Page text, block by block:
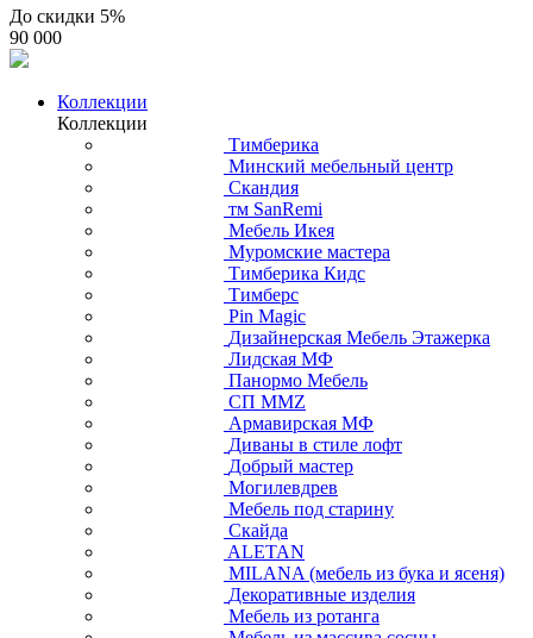
До скидки 5%
90 000
Коллекции
Коллекции
Тимберика
Минский мебельный центр
Скандия
тм SanRemi
Мебель Икея
Муромские мастера
Тимберика Кидс
Тимберс
Pin Magic
Дизайнерская Мебель Этажерка
Лидская МФ
Панормо Мебель
СП ММZ
Армавирская МФ
Диваны в стиле лофт
Добрый мастер
Могилевдрев
Мебель под старину
Скайда
ALETAN
MILANA (мебель из бука и ясеня)
Декоративные изделия
Мебель из ротанга